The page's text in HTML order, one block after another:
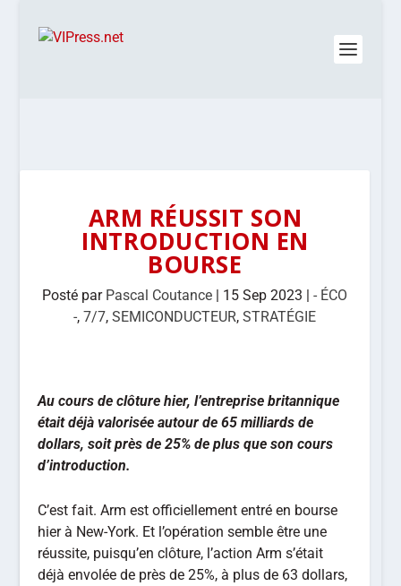
ARM RÉUSSIT SON
INTRODUCTION EN
BOURSE
Posté par Pascal Coutance | 15 Sep 2023 |- ÉCO
-,7/7,SEMICONDUCTEUR,STRATÉGIE
Au cours de clôture hier, l’entreprise britannique
était déjà valorisée autour de 65 milliards de
dollars, soit près de 25% de plus que son cours
d’introduction.
C’est fait. Arm est officiellement entré en bourse
hier à New-York. Et l’opération semble être une
réussite, puisqu’en clôture, l’action Arm s’était
déjà envolée de près de 25%, à plus de 63 dollars,